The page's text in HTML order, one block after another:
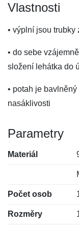
Vlastnosti
• výplní jsou
• do sebe
složení lehátka do
• potah je
nasáklivosti
Parametry
Materiál
Počet osob
Rozměry